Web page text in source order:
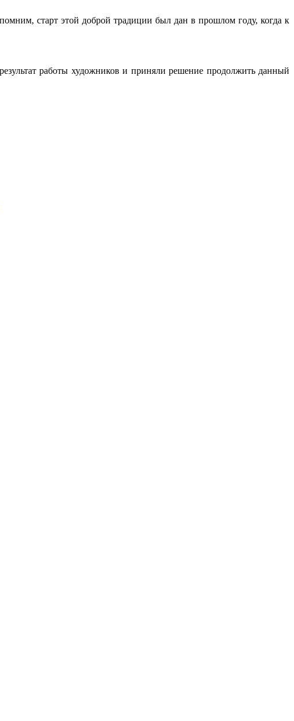
старт этой доброй традиции был дан в прошлом году, когда к
работы художников и приняли решение продолжить данный